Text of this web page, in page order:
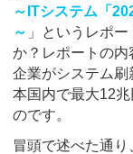
～ITシステム「
～ 」というレポ
か？レポートの
企業がシステム刷
本国内で最大12
のです。
冒頭で述べた通